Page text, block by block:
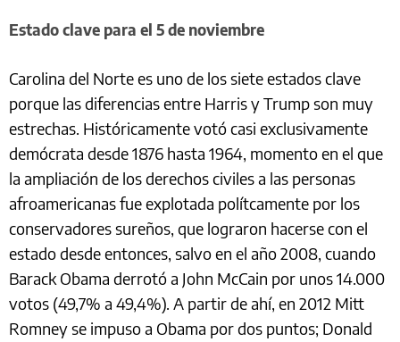
Estado clave para el 5 de noviembre
Carolina del Norte es uno de los siete estados clave
porque las diferencias entre Harris y Trump son muy
estrechas. Históricamente votó casi exclusivamente
demócrata desde 1876 hasta 1964, momento en el que
la ampliación de los derechos civiles a las personas
afroamericanas fue explotada polítcamente por los
conservadores sureños, que lograron hacerse con el
estado desde entonces, salvo en el año 2008, cuando
Barack Obama derrotó a John McCain por unos 14.000
votos (49,7% a 49,4%). A partir de ahí, en 2012 Mitt
Romney se impuso a Obama por dos puntos; Donald